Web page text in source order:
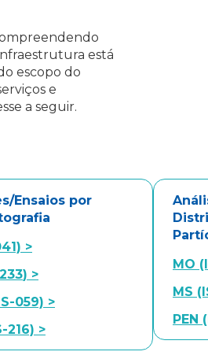
está
escopo do
e
a seguir.
Ensaios por
>
) >
059) >
216) >
MO
MS
PEN